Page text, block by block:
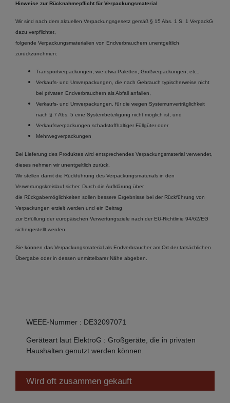
Hinweise zur Rücknahmepflicht für Verpackungsmaterial
Wir sind nach dem aktuellen Verpackungsgesetz gemäß § 15 Abs. 1 S. 1 VerpackG
dazu verpflichtet,
folgende Verpackungsmaterialien von Endverbrauchern unentgeltlich
zurückzunehmen:
Transportverpackungen, wie etwa Paletten, Großverpackungen, etc.,
Verkaufs- und Umverpackungen, die nach Gebrauch typischerweise nicht
bei privaten Endverbrauchern als Abfall anfallen,
Verkaufs- und Umverpackungen, für die wegen Systemunverträglichkeit
nach § 7 Abs. 5 eine Systembeteiligung nicht möglich ist, und
Verkaufsverpackungen schadstoffhaltiger Füllgüter oder
Mehrwegverpackungen
Bei Lieferung des Produktes wird entsprechendes Verpackungsmaterial verwendet,
dieses nehmen wir unentgeltlich zurück.
Wir stellen damit die Rückführung des Verpackungsmaterials in den
Verwertungskreislauf sicher. Durch die Aufklärung über
die Rückgabemöglichkeiten sollen bessere Ergebnisse bei der Rückführung von
Verpackungen erzielt werden und ein Beitrag
zur Erfüllung der europäischen Verwertungsziele nach der EU-Richtlinie 94/62/EG
sichergestellt werden.
Sie können das Verpackungsmaterial als Endverbraucher am Ort der tatsächlichen
Übergabe oder in dessen unmittelbarer Nähe abgeben.
WEEE-Nummer : DE32097071
Geräteart laut ElektroG : Großgeräte, die in privaten
Haushalten genutzt werden können.
Wird oft zusammen gekauft